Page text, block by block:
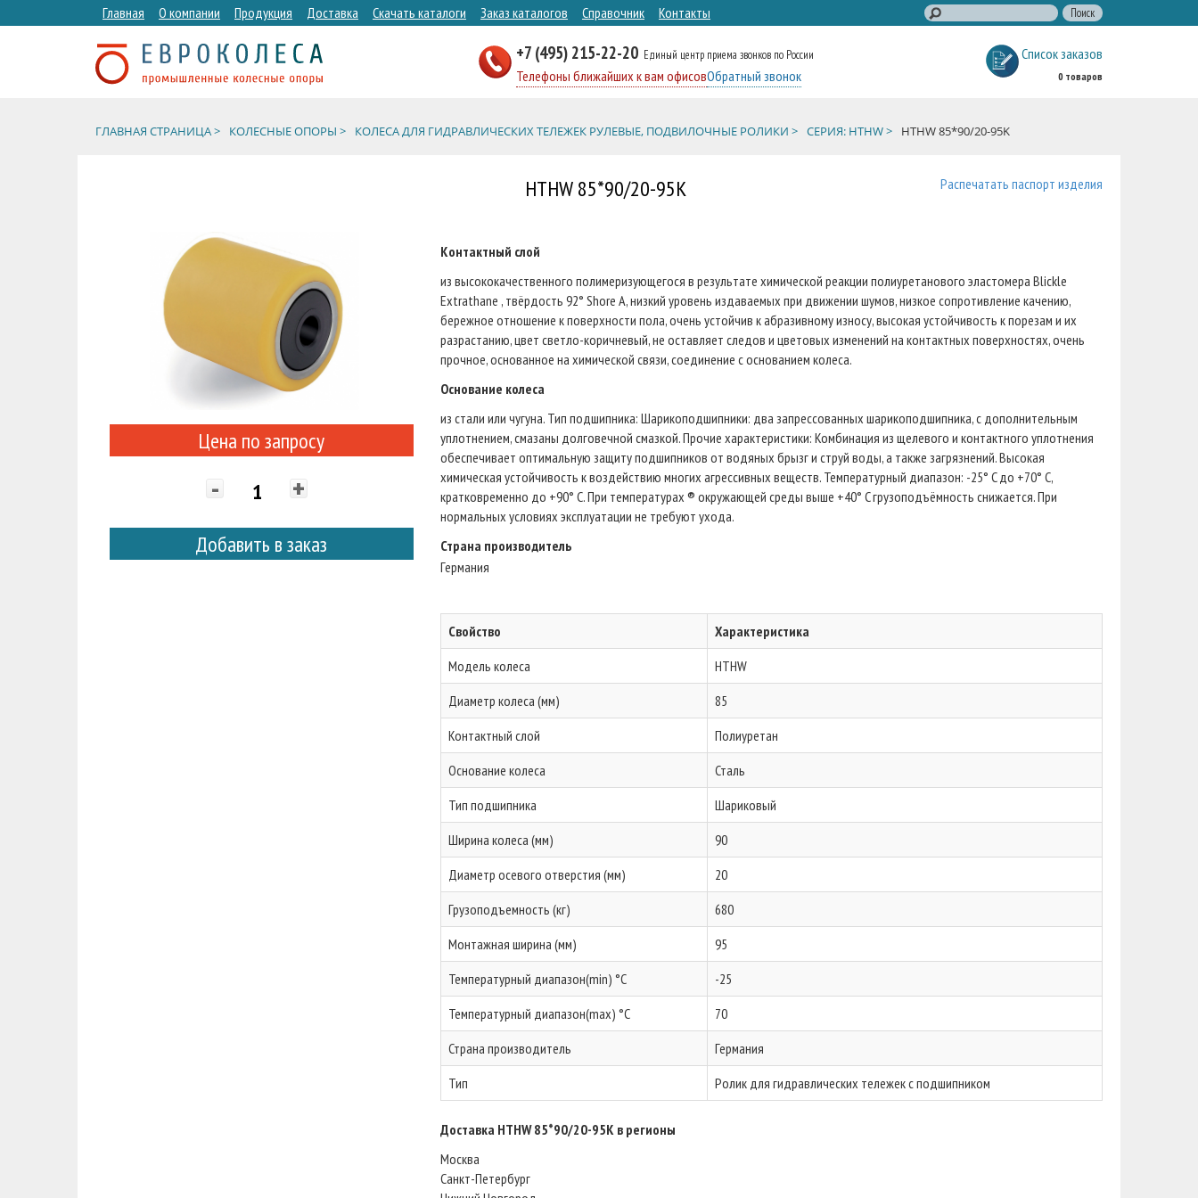
Главная О компании Продукция Доставка Скачать каталоги Заказ каталогов Справочник Контакты
+7 (495) 215-22-20 Единый центр приема звонков по России
Телефоны ближайших к вам офисовОбратный звонок
Список заказов
0 товаров
ГЛАВНАЯ СТРАНИЦА > КОЛЕСНЫЕ ОПОРЫ > КОЛЕСА ДЛЯ ГИДРАВЛИЧЕСКИХ ТЕЛЕЖЕК РУЛЕВЫЕ, ПОДВИЛОЧНЫЕ РОЛИКИ > СЕРИЯ: HTHW > HTHW 85*90/20-95K
HTHW 85*90/20-95K Распечатать паспорт изделия
Цена по запросу
- +
Добавить в заказ
Контактный слой
из высококачественного полимеризующегося в результате химической реакции полиуретанового эластомера Blickle
Extrathane , твёрдость 92° Shore A, низкий уровень издаваемых при движении шумов, низкое сопротивление качению,
бережное отношение к поверхности пола, очень устойчив к абразивному износу, высокая устойчивость к порезам и их
разрастанию, цвет светло-коричневый, не оставляет следов и цветовых изменений на контактных поверхностях, очень
прочное, основанное на химической связи, соединение с основанием колеса.
Основание колеса
из стали или чугуна. Тип подшипникa: Шарикоподшипники: два запрессованных шарикоподшипника, с дополнительным
уплотнением, смазаны долговечной смазкой. Прочие характеристики: Комбинация из щелевого и контактного уплотнения
обеспечивает оптимальную защиту подшипников от водяных брызг и струй воды, а также загрязнений. Высокая
химическая устойчивость к воздействию многих агрессивных веществ. Температурный диапазон: -25° C до +70° C,
кратковременно до +90° C. При температурах ® окружающей среды выше +40° C грузоподъёмность снижается. При
нормальных условиях эксплуатации не требуют ухода.
Страна производитель
Германия
Свойство
Характеристика
Модель колеса
HTHW
Диаметр колеса (мм)
85
Контактный слой
Полиуретан
Основание колеса
Сталь
Тип подшипника
Шариковый
Ширина колеса (мм)
90
Диаметр осевого отверстия (мм)
20
Грузоподъемность (кг)
680
Монтажная ширина (мм)
95
Температурный диапазон(min) °C
-25
Температурный диапазон(max) °C
70
Страна производитель
Германия
Тип
Ролик для гидравлических тележек с подшипником
Доставка HTHW 85*90/20-95K в регионы
Москва
Санкт-Петербург